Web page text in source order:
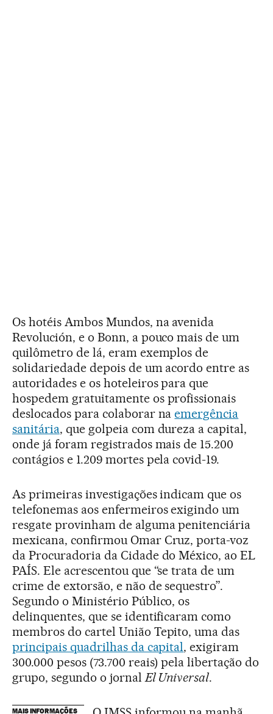
Os hotéis Ambos Mundos, na avenida
Revolución, e o Bonn, a pouco mais de um
quilômetro de lá, eram exemplos de
solidariedade depois de um acordo entre as
autoridades e os hoteleiros para que
hospedem gratuitamente os profissionais
deslocados para colaborar naemergência
sanitária, que golpeia com dureza a capital,
onde já foram registrados mais de 15.200
contágios e 1.209 mortes pela covid-19.
As primeiras investigações indicam que os
telefonemas aos enfermeiros exigindo um
resgate provinham de alguma penitenciária
mexicana, confirmou Omar Cruz, porta-voz
da Procuradoria da Cidade do México, ao EL
PAÍS. Ele acrescentou que “se trata de um
crime de extorsão, e não de sequestro”.
Segundo o Ministério Público, os
delinquentes, que se identificaram como
membros do cartel União Tepito, uma das
principais quadrilhas da capital, exigiram
300.000 pesos (73.700 reais) pela libertação do
grupo, segundo o jornalEl Universal.
MAIS INFORMAÇÕES